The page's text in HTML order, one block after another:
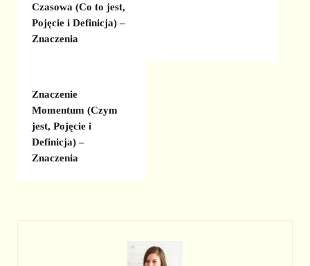
Czasowa (Co to jest,
Pojęcie i Definicja) –
Znaczenia
Znaczenie
Momentum (Czym
jest, Pojęcie i
Definicja) –
Znaczenia